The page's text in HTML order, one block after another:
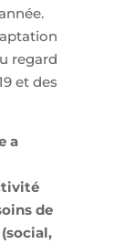
regard
et des
a
de